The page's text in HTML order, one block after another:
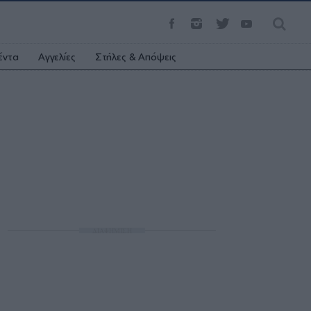
Αγγελίες Στήλες & Απόψεις